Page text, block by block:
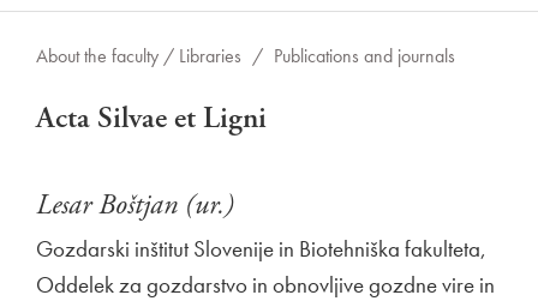
About the faculty / Libraries / Publications and journals
Acta Silvae et Ligni
Lesar Boštjan (ur.)
Gozdarski inštitut Slovenije in Biotehniška fakulteta,
Oddelek za gozdarstvo in obnovljive gozdne vire in